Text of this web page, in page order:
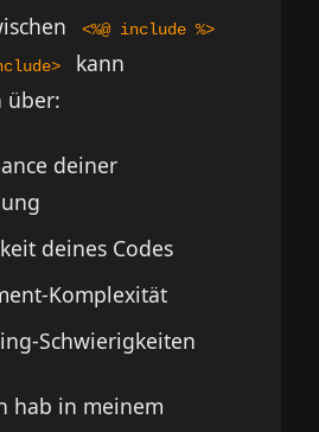
<%@ include %>
kann
über:
deiner
deines Codes
Komplexität
Schwierigkeiten
hab in meinem